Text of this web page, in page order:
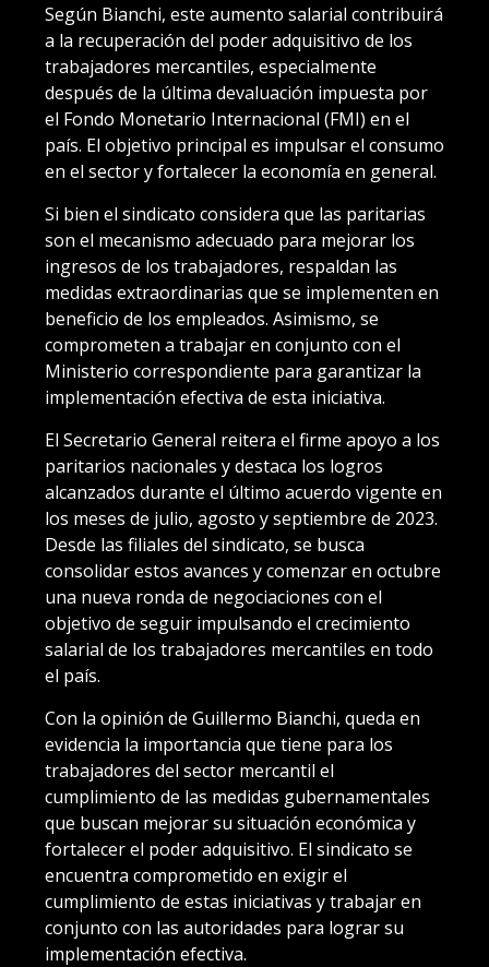
Según Bianchi, este aumento salarial contribuirá
a la recuperación del poder adquisitivo de los
trabajadores mercantiles, especialmente
después de la última devaluación impuesta por
el Fondo Monetario Internacional (FMI) en el
país. El objetivo principal es impulsar el consumo
en el sector y fortalecer la economía en general.
Si bien el sindicato considera que las paritarias
son el mecanismo adecuado para mejorar los
ingresos de los trabajadores, respaldan las
medidas extraordinarias que se implementen en
beneficio de los empleados. Asimismo, se
comprometen a trabajar en conjunto con el
Ministerio correspondiente para garantizar la
implementación efectiva de esta iniciativa.
El Secretario General reitera el firme apoyo a los
paritarios nacionales y destaca los logros
alcanzados durante el último acuerdo vigente en
los meses de julio, agosto y septiembre de 2023.
Desde las filiales del sindicato, se busca
consolidar estos avances y comenzar en octubre
una nueva ronda de negociaciones con el
objetivo de seguir impulsando el crecimiento
salarial de los trabajadores mercantiles en todo
el país.
Con la opinión de Guillermo Bianchi, queda en
evidencia la importancia que tiene para los
trabajadores del sector mercantil el
cumplimiento de las medidas gubernamentales
que buscan mejorar su situación económica y
fortalecer el poder adquisitivo. El sindicato se
encuentra comprometido en exigir el
cumplimiento de estas iniciativas y trabajar en
conjunto con las autoridades para lograr su
implementación efectiva.